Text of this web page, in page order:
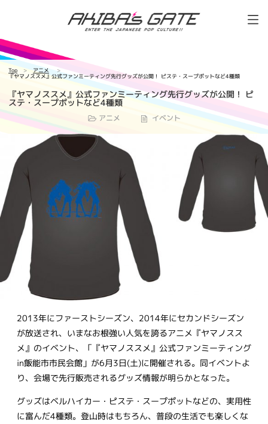
Top アニメ
『ヤマノススメ』公式ファンミーティング先行グッズが公開！ ピステ・スープポットなど4種類
『ヤマノススメ』公式ファンミーティング先行グッズが公開！ ピ
ステ・スープポットなど4種類
アニメ イベント
2013年にファーストシーズン、2014年にセカンドシーズン
が放送され、いまなお根強い人気を誇るアニメ『ヤマノスス
メ』のイベント、「『ヤマノススメ』公式ファンミーティング
in飯能市市民会館」が6月3日(土)に開催される。同イベントよ
り、会場で先行販売されるグッズ情報が明らかとなった。
グッズはベルハイカー・ピステ・スープポットなどの、実用性
に富んだ4種類。登山時はもちろん、普段の生活でも楽しくな